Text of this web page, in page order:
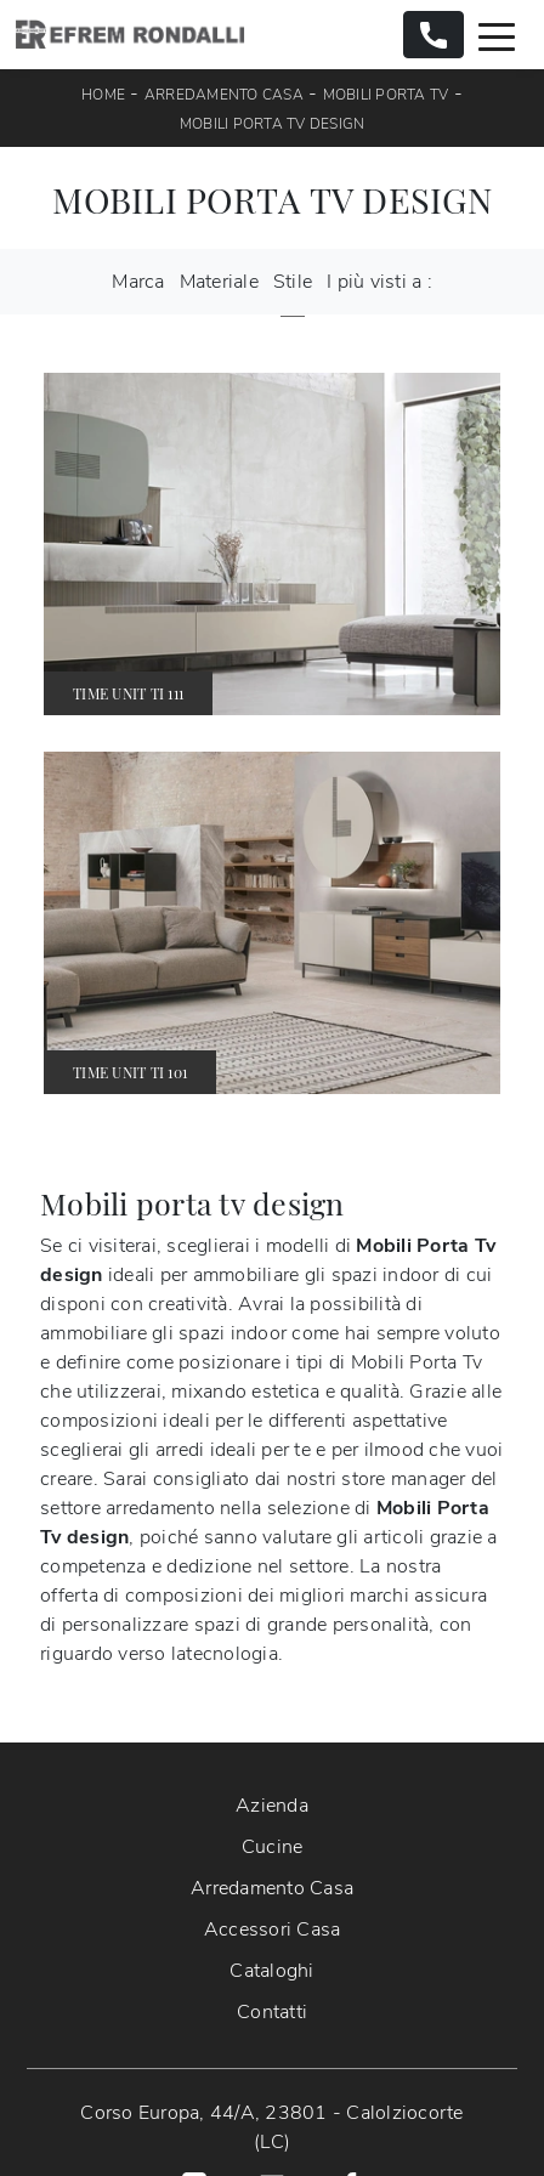
HOME - ARREDAMENTO CASA- MOBILI PORTA TV -
MOBILI PORTA TV DESIGN
MOBILI PORTA TV DESIGN
Marca Materiale Stile I più visti a :
TIME UNIT TI 111
TIME UNIT TI 101
Mobili porta tv design
Se ci visiterai, sceglierai i modelli di Mobili Porta Tv
design ideali per ammobiliare gli spazi indoor di cui
disponi con creatività. Avrai la possibilità di
ammobiliare gli spazi indoor come hai sempre voluto
e definire come posizionare i tipi di Mobili Porta Tv
che utilizzerai, mixando estetica e qualità. Grazie alle
composizioni ideali per le differenti aspettative
sceglierai gli arredi ideali per te e per ilmood che vuoi
creare. Sarai consigliato dai nostri store manager del
settore arredamento nella selezione di Mobili Porta
Tv design, poiché sanno valutare gli articoli grazie a
competenza e dedizione nel settore. La nostra
offerta di composizioni dei migliori marchi assicura
di personalizzare spazi di grande personalità, con
riguardo verso latecnologia.
Azienda
Cucine
Arredamento Casa
Accessori Casa
Cataloghi
Contatti
Corso Europa, 44/A, 23801 - Calolziocorte
(LC)